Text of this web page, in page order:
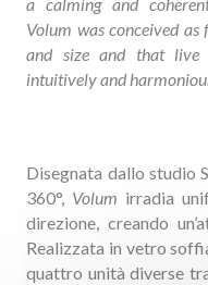
Volum was conceived
and size and that live
intuitively and
Disegnata dallo studio
360°, Volum irradia
direzione, creando
Realizzata in vetro
quattro unità diverse